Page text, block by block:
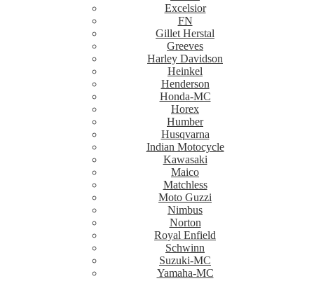
Excelsior
FN
Gillet Herstal
Greeves
Harley Davidson
Heinkel
Henderson
Honda-MC
Horex
Humber
Husqvarna
Indian Motocycle
Kawasaki
Maico
Matchless
Moto Guzzi
Nimbus
Norton
Royal Enfield
Schwinn
Suzuki-MC
Yamaha-MC